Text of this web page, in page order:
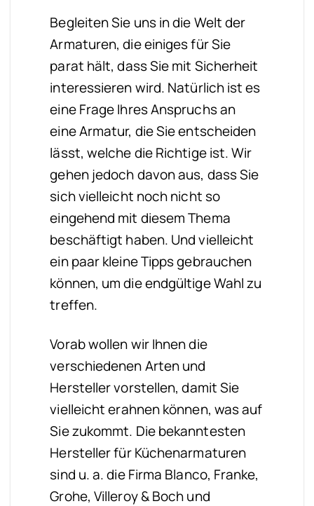
Begleiten Sie uns in die Welt der
Armaturen, die einiges für Sie
parat hält, dass Sie mit Sicherheit
interessieren wird. Natürlich ist es
eine Frage Ihres Anspruchs an
eine Armatur, die Sie entscheiden
lässt, welche die Richtige ist. Wir
gehen jedoch davon aus, dass Sie
sich vielleicht noch nicht so
eingehend mit diesem Thema
beschäftigt haben. Und vielleicht
ein paar kleine Tipps gebrauchen
können, um die endgültige Wahl zu
treffen.
Vorab wollen wir Ihnen die
verschiedenen Arten und
Hersteller vorstellen, damit Sie
vielleicht erahnen können, was auf
Sie zukommt. Die bekanntesten
Hersteller für Küchenarmaturen
sind u. a. die Firma Blanco, Franke,
Grohe, Villeroy & Boch und